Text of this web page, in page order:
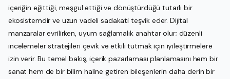
içeriğin eğittiği, meşgul ettiği ve dönüştürdüğü tutarlı bir
ekosistemdir ve uzun vadeli sadakati teşvik eder. Dijital
manzaralar evrilirken, uyum sağlamalık anahtar olur; düzenli
incelemeler stratejileri çevik ve etkili tutmak için iyileştirmelere
izin verir. Bu temel bakış, içerik pazarlaması planlamasını hem bir
sanat hem de bir bilim haline getiren bileşenlerin daha derin bir